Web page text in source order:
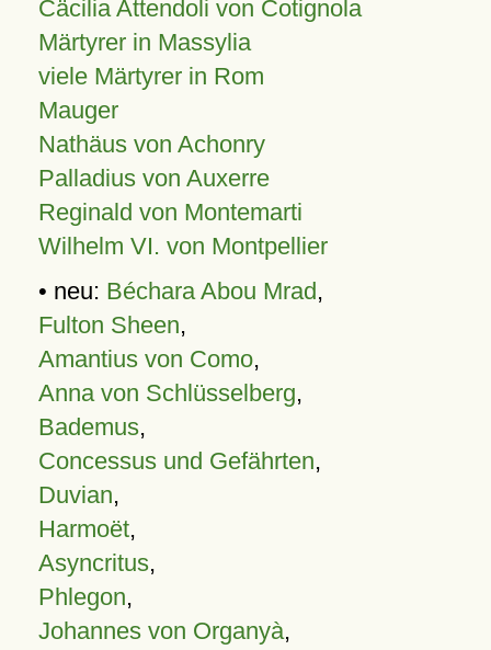
Cäcilia Attendoli von Cotignola
Märtyrer in Massylia
viele Märtyrer in Rom
Mauger
Nathäus von Achonry
Palladius von Auxerre
Reginald von Montemarti
Wilhelm VI. von Montpellier
• neu: Béchara Abou Mrad,
Fulton Sheen,
Amantius von Como,
Anna von Schlüsselberg,
Bademus,
Concessus und Gefährten,
Duvian,
Harmoët,
Asyncritus,
Phlegon,
Johannes von Organyà,